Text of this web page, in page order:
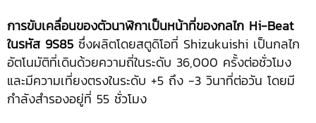
การขับเคลื่อนของตัวนาฬิกาเป็นหน้าที่ของกลไก Hi-Beat
ในรหัส 9S85 ซึ่งผลิตโดยสตูดิโอที่ Shizukuishi เป็นกลไก
อัตโนมัติที่เดินด้วยความถี่ในระดับ 36,000 ครั้งต่อชั่วโมง
และมีความเที่ยงตรงในระดับ +5 ถึง -3 วินาที่ต่อวัน โดยมี
กำลังสำรองอยู่ที่ 55 ชั่วโมง